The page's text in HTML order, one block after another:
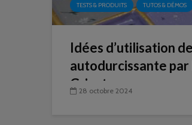
TESTS & PRODUITS
TUTOS & DÉMOS
Idées d’utilisation
autodurcissante par
Grisot
28 octobre 2024